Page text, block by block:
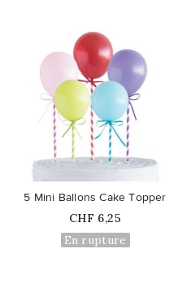
5 Mini Ballons Cake Topper
Prix
CHF 6,25
En rupture